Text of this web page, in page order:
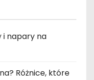
i napary na
Różnice, które